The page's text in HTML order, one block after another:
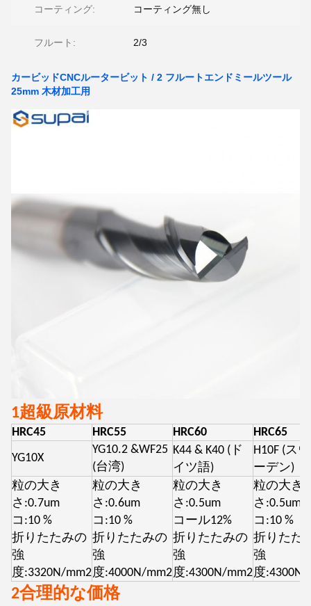
コーティング: コーティング無し
フルート: 2/3
カービッドCNCルータービット / 2 フルートエンドミールツール
25mm 木材加工用
1超級原材料
HRC45 HRC55 HRC60
HRC65
YG10X
YG10.2 &WF25
(台湾)
K44 & K40 (ド
イツ語)
H10F (ス
ーデン)
粒の大き
さ:0.7um
コ:10 %
折りたたみの
強
度:3320N/mm2
粒の大き
さ:0.6um
コ:10 %
折りたたみの
強
度:4000N/mm2
粒の大き
さ:0.5um
コール12%
折りたたみの
強
度:4300N/mm2
粒の大き
さ:0.5um
コ:10 %
折りたた
強
度:4300N/
2合理的な価格